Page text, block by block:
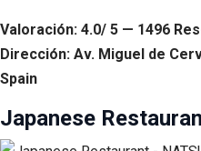
Valoración: 4.0/ 5 — 1496
Dirección: Av. Miguel de
Spain
Japanese